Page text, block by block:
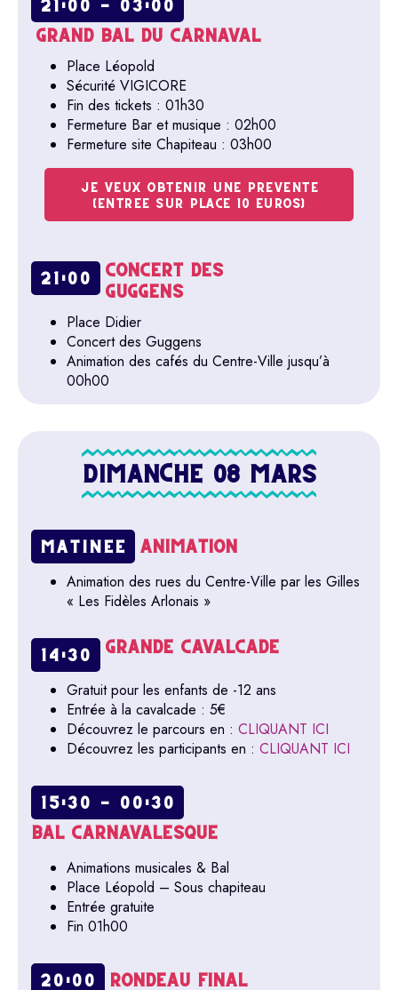
21:00 - 03:00
GRAND BAL DU CARNAVAL
Place Léopold
Sécurité VIGICORE
Fin des tickets : 01h30
Fermeture Bar et musique : 02h00
Fermeture site Chapiteau : 03h00
JE VEUX OBTENIR UNE PREVENTE
(ENTREE SUR PLACE 10 EUROS)
21:00
CONCERT DES
GUGGENS
Place Didier
Concert des Guggens
Animation des cafés du Centre-Ville jusqu’à
00h00
DIMANCHE 08 MARS
MATINÉE ANIMATION
Animation des rues du Centre-Ville par les Gilles
« Les Fidèles Arlonais »
14:30
GRANDE CAVALCADE
Gratuit pour les enfants de -12 ans
Entrée à la cavalcade : 5€
Découvrez le parcours en : CLIQUANT ICI
Découvrez les participants en : CLIQUANT ICI
15:30 - 00:30
BAL CARNAVALESQUE
Animations musicales & Bal
Place Léopold – Sous chapiteau
Entrée gratuite
Fin 01h00
20:00 RONDEAU FINAL